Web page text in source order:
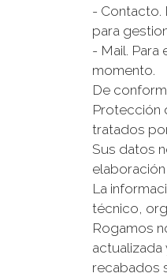
- Contacto.
para
- Mail.
momento.
De
Protección
tratados
Sus datos
La
técnico,
Rogamos
recabados